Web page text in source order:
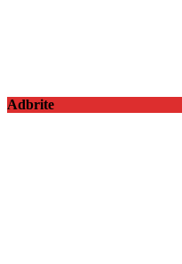
Adbrite